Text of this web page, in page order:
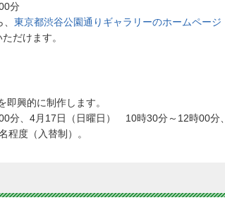
分
東京都渋谷公園通りギャラリーのホームページ
だけます。
興的に制作します。
分、4月17日（日曜日） 10時30分～12時00分
程度（入替制）。